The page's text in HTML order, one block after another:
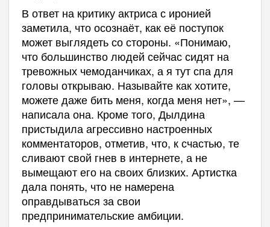
В ответ на критику актриса с иронией
заметила, что осознаёт, как её поступок
может выглядеть со стороны. «Понимаю,
что большинство людей сейчас сидят на
тревожных чемоданчиках, а я тут спа для
головы открываю. Называйте как хотите,
можете даже бить меня, когда меня нет», —
написала она. Кроме того, Дылдина
пристыдила агрессивно настроенных
комментаторов, отметив, что, к счастью, те
сливают свой гнев в интернете, а не
вымещают его на своих близких. Артистка
дала понять, что не намерена
оправдываться за свои
предпринимательские амбиции.